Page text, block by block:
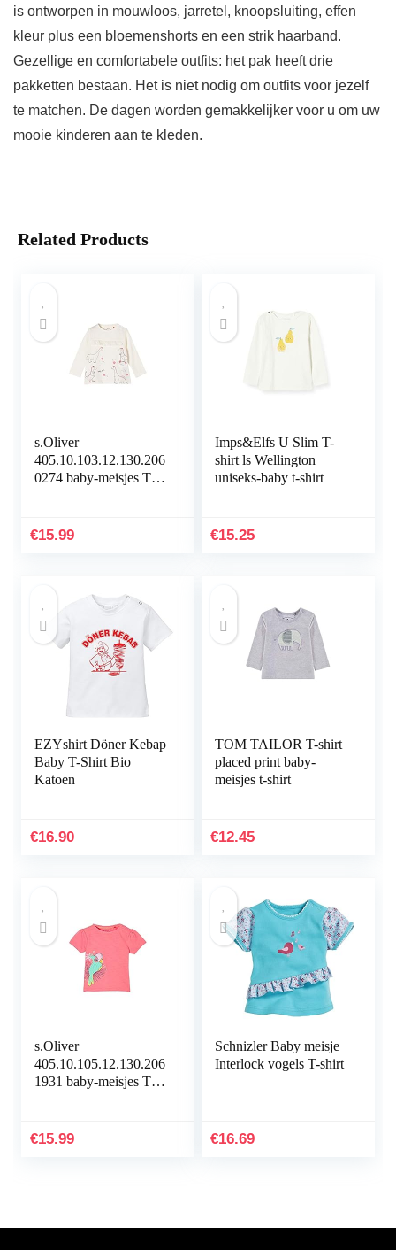
is ontworpen in mouwloos, jarretel, knoopsluiting, effen
kleur plus een bloemenshorts en een strik haarband.
Gezellige en comfortabele outfits: het pak heeft drie
pakketten bestaan. Het is niet nodig om outfits voor jezelf
te matchen. De dagen worden gemakkelijker voor u om uw
mooie kinderen aan te kleden.
Related Products
s.Oliver
405.10.103.12.130.206
0274 baby-meisjes T-
€15.99
Imps&Elfs U Slim T-
shirt ls Wellington
uniseks-baby t-shirt
€15.25
EZYshirt Döner Kebap
Baby T-Shirt Bio
Katoen
€16.90
TOM TAILOR T-shirt
placed print baby-
meisjes t-shirt
€12.45
s.Oliver
405.10.105.12.130.206
1931 baby-meisjes T-
€15.99
Schnizler Baby meisje
Interlock vogels T-shirt
€16.69